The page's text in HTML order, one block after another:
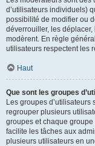
d’utilisateurs individuels)
possibilité de modifier ou
déverrouiller, les
modèrent. En règle
utilisateurs respectent les
Haut
Que sont les groupes
Les groupes
regrouper plusieurs
groupes et chaque
facilite les tâches aux
plusieurs utilisateurs en